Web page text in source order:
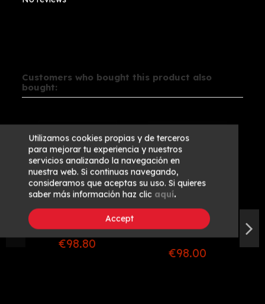
Customers who bought this product also
bought:
€98.80
Sirloin Vacum
Selection - 8
units.
€98.00
Utilizamos cookies propias y de terceros
para mejorar tu experiencia y nuestros
servicios analizando la navegación en
nuestra web. Si continuas navegando,
consideramos que aceptas su uso. Si quieres
saber más información haz clic aquí.
Accept